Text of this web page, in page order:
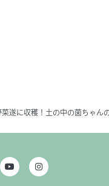
菜遂に収穫！土の中の菌ちゃん